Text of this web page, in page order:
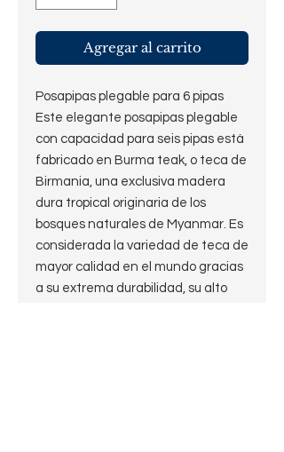
Agregar al carrito
Posapipas plegable para 6 pipas
Este elegante posapipas plegable
con capacidad para seis pipas está
fabricado en Burma teak, o teca de
Birmania, una exclusiva madera
dura tropical originaria de los
bosques naturales de Myanmar. Es
considerada la variedad de teca de
mayor calidad en el mundo gracias
a su extrema durabilidad, su alto